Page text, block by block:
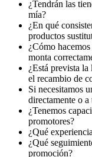
¿Tendrán las
mía?
¿En qué
productos
¿Cómo
monta
¿Está prevista
el recambio de
Si necesitamos
directamente o a
¿Tenemos
promotores?
¿Qué
¿Qué
promoción?